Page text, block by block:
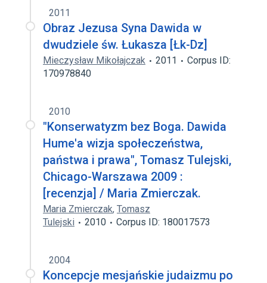
2011
Obraz Jezusa Syna Dawida w
dwudziele św. Łukasza [Łk-Dz]
Mieczysław Mikołajczak 2011
Corpus ID:
170978840
2010
"Konserwatyzm bez Boga. Dawida
Hume'a wizja społeczeństwa,
państwa i prawa", Tomasz Tulejski,
Chicago-Warszawa 2009 :
[recenzja] / Maria Zmierczak.
Maria Zmierczak, Tomasz
Tulejski
2010 Corpus ID: 180017573
2004
Koncepcje mesjańskie judaizmu po